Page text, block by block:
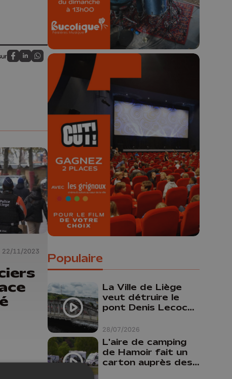
Partagez sur FaceBook
Partagez sur LinkedIn
Partagez sur Whatsapp
22/11/2023
🎬 Concours CUT x
Les Grignoux ✨
Concours permanent - 2 places à
gagner chaque semaine !
Populaire
28/07/2026
La Ville de Liège
veut détruire le
pont Denis Lecocq
budget pour le
faire
L'aire de camping
de Hamoir fait un
carton auprès des